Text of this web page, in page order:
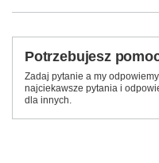
Potrzebujesz
Zadaj pytanie a my odpowiemy
najciekawsze pytania i
dla innych.